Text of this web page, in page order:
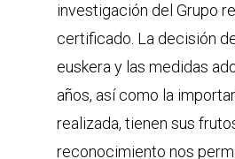
investigación del Grupo
certificado. La decisión
euskera y las medidas
años, así como la
realizada, tienen sus
reconocimiento nos